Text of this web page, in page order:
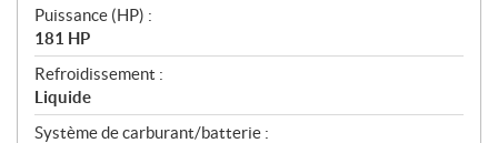
n
s
Puissance (HP) :
181 HP
Refroidissement :
Liquide
Système de carburant/batterie :